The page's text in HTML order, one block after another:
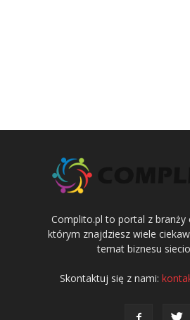
Complito.pl to portal z branży
którym znajdziesz wiele
temat biznesu
Skontaktuj się z nami: